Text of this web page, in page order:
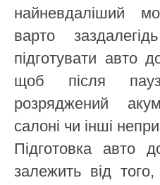
найневдаліший
варто
підготувати авто
щоб після
розряджений
салоні чи інші
Підготовка авто
залежить від